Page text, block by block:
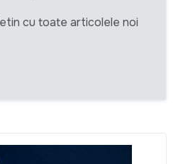
cu toate articolele noi